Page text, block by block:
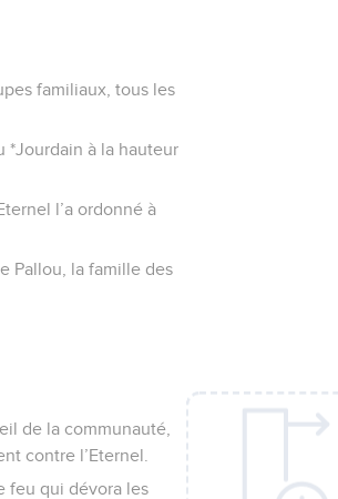
familiaux, tous les
*Jourdain à la hauteur
l’a ordonné à
Pallou, la famille des
de la communauté,
contre l’Eternel.
feu qui dévora les